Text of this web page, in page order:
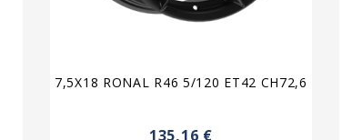
7,5X18 RONAL R46 5/120 ET42 CH72,6
135,16 €